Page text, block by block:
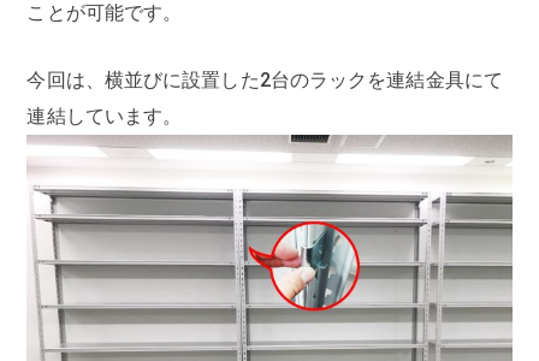
ことが可能です。
今回は、横並びに設置した2台のラックを連結金具にて
連結しています。